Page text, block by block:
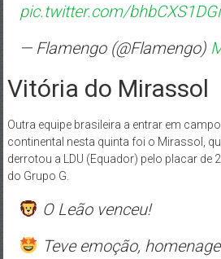
pic.twitter.com/bhbCXS1DGi
— Flamengo (@Flamengo)
Vitória do Mirassol
Outra equipe brasileira a entrar em
continental nesta quinta foi o Mirassol,
derrotou a LDU (Equador) pelo placar de
do Grupo G.
O Leão venceu!
Teve emoção,